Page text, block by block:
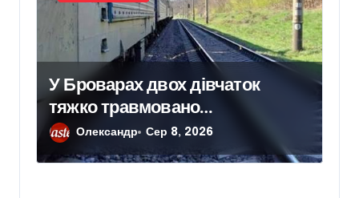
в
У Броварах двох дівчаток
тяжко травмовано
електричним струмом
Олександр Сер 8, 2026